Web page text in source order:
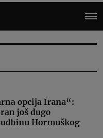
opcija Irana“:
još dugo
Hormuškog